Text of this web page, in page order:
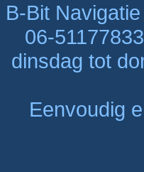
B-Bit
06-
dinsdag tot
Eenvoudig